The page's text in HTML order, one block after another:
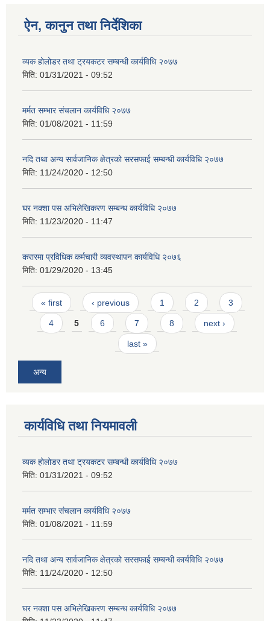
ऐन, कानुन तथा निर्देशिका
व्यक होलोडर तथा ट्रयकटर सम्बन्धी कार्यविधि २०७७
मिति: 01/31/2021 - 09:52
मर्मत सम्भार संचलान कार्यविधि २०७७
मिति: 01/08/2021 - 11:59
नदि तथा अन्य सार्वजानिक क्षेत्रको सरसफाई सम्बन्धी कार्यविधि २०७७
मिति: 11/24/2020 - 12:50
घर नक्शा पस अभिलेखिकरण सम्बन्ध कार्यविधि २०७७
मिति: 11/23/2020 - 11:47
करारमा प्रविधिक कर्मचारी व्यवस्थापन कार्यविधि २०७६
मिति: 01/29/2020 - 13:45
Pages
« first ‹ previous 1 2 3
4 5 6 7 8 next ›
last »
अन्य
कार्यविधि तथा नियमावली
व्यक होलोडर तथा ट्रयकटर सम्बन्धी कार्यविधि २०७७
मिति: 01/31/2021 - 09:52
मर्मत सम्भार संचलान कार्यविधि २०७७
मिति: 01/08/2021 - 11:59
नदि तथा अन्य सार्वजानिक क्षेत्रको सरसफाई सम्बन्धी कार्यविधि २०७७
मिति: 11/24/2020 - 12:50
घर नक्शा पस अभिलेखिकरण सम्बन्ध कार्यविधि २०७७